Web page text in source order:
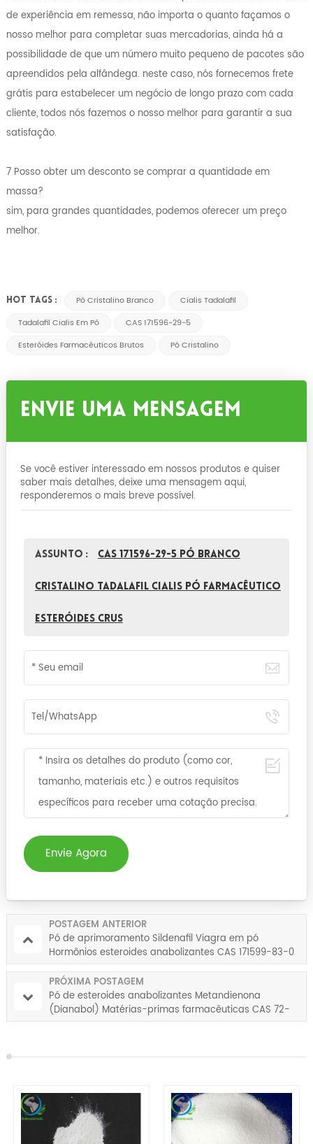
de experiência em remessa, não importa o quanto façamos o
nosso melhor para completar suas mercadorias, ainda há a
possibilidade de que um número muito pequeno de pacotes são
apreendidos pela alfândega. neste caso, nós fornecemos frete
grátis para estabelecer um negócio de longo prazo com cada
cliente, todos nós fazemos o nosso melhor para garantir a sua
satisfação.
7 Posso obter um desconto se comprar a quantidade em
massa?
sim, para grandes quantidades, podemos oferecer um preço
melhor.
HOT TAGS : Pó Cristalino Branco
Cialis Tadalafil
Tadalafil Cialis Em Pó
CAS 171596-29-5
Esteróides Farmacêuticos Brutos
Pó Cristalino
Envie Uma Mensagem
Se você estiver interessado em nossos produtos e quiser
saber mais detalhes, deixe uma mensagem aqui,
responderemos o mais breve possível.
Assunto : CAS 171596-29-5 Pó Branco
Cristalino Tadalafil Cialis Pó Farmacêutico
Esteróides Crus
Envie Agora
POSTAGEM ANTERIOR
Pó de aprimoramento Sildenafil Viagra em pó
Hormônios esteroides anabolizantes CAS 171599-83-0
PRÓXIMA POSTAGEM
Pó de esteroides anabolizantes Metandienona
(Dianabol) Matérias-primas farmacêuticas CAS 72-
63-9